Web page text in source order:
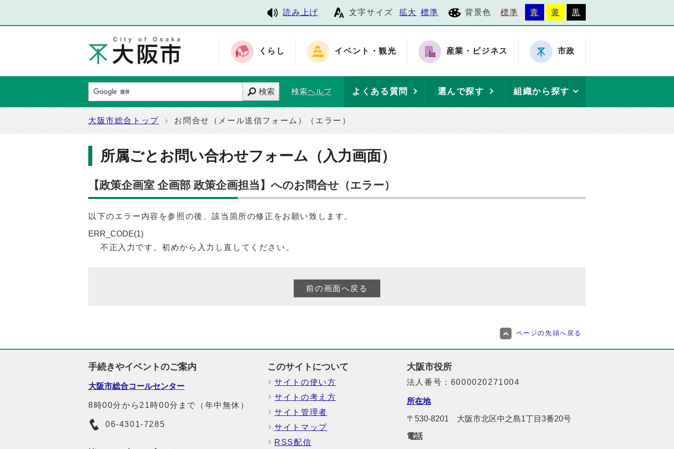
読み上げ 文字サイズ 拡大 標準 背景色 標準 青 黄 黒
くらし イベント・観光 産業・ビジネス 市政
検索 検索ヘルプ よくある質問 選んで探す 組織から探す
大阪市総合トップ お問合せ（メール送信フォーム）（エラー）
所属ごとお問い合わせフォーム（入力画面）
【政策企画室 企画部 政策企画担当】へのお問合せ（エラー）
以下のエラー内容を参照の後、該当箇所の修正をお願い致します。
ERR_CODE(1)
不正入力です。初めから入力し直してください。
ページの先頭へ戻る
手続きやイベントのご案内
大阪市総合コールセンター
8時00分から21時00分まで（年中無休）
06-4301-7285
このサイトについて
サイトの使い方
サイトの考え方
サイト管理者
サイトマップ
RSS配信
大阪市役所
法人番号：6000020271004
所在地
〒530-8201 大阪市北区中之島1丁目3番20号
電話